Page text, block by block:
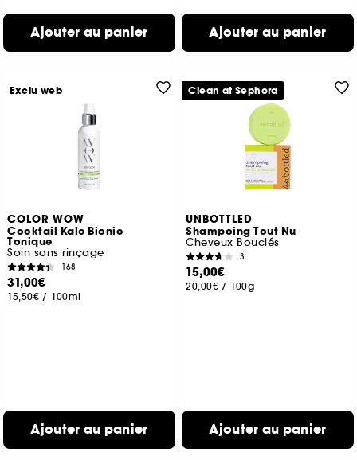
Ajouter au panier Ajouter au panier
COLOR WOW
Cocktail Kale Bionic
Tonique
Soin sans rinçage
168
31,00€
15,50€ / 100ml
Ajouter au panier
Exclu web
UNBOTTLED
Shampoing Tout Nu
Cheveux Bouclés
3
15,00€
20,00€ / 100g
Ajouter au panier
Clean at Sephora